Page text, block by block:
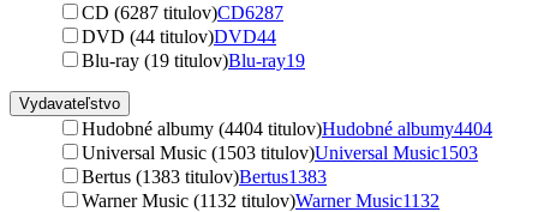
CD (6287 titulov)CD6287
DVD (44 titulov)DVD44
Blu-ray (19 titulov)Blu-ray19
Vydavateľstvo
Hudobné albumy (4404 titulov)Hudobné albumy4404
Universal Music (1503 titulov)Universal Music1503
Bertus (1383 titulov)Bertus1383
Warner Music (1132 titulov)Warner Music1132